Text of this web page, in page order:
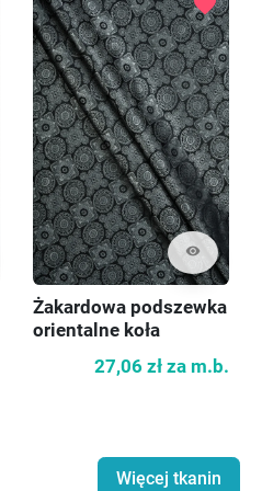
visibility
Żakardowa podszewka
orientalne koła
27,06 zł za m.b.
Więcej tkanin